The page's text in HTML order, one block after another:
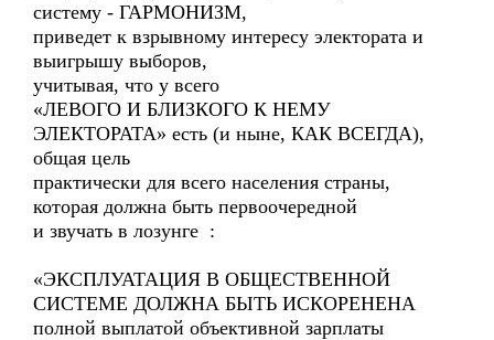
систему - ГАРМОНИЗМ,
приведет к взрывному интересу электората и
выигрышу выборов,
учитывая, что у всего
«ЛЕВОГО И БЛИЗКОГО К НЕМУ
ЭЛЕКТОРАТА» есть (и ныне, КАК ВСЕГДА),
общая цель
практически для всего населения страны,
которая должна быть первоочередной
и звучать в лозунге :
«ЭКСПЛУАТАЦИЯ В ОБЩЕСТВЕННОЙ
СИСТЕМЕ ДОЛЖНА БЫТЬ ИСКОРЕНЕНА
полной выплатой объективной зарплаты